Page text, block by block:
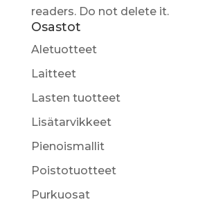
readers. Do not delete it.
Osastot
Aletuotteet
Laitteet
Lasten tuotteet
Lisätarvikkeet
Pienoismallit
Poistotuotteet
Purkuosat